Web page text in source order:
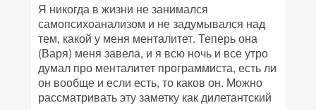
Я никогда в жизни не занимался
самопсихоанализом и не задумывался над
тем, какой у меня менталитет. Теперь она
(Варя) меня завела, и я всю ночь и все утро
думал про менталитет программиста, есть ли
он вообще и если есть, то каков он. Можно
рассматривать эту заметку как дилетантский